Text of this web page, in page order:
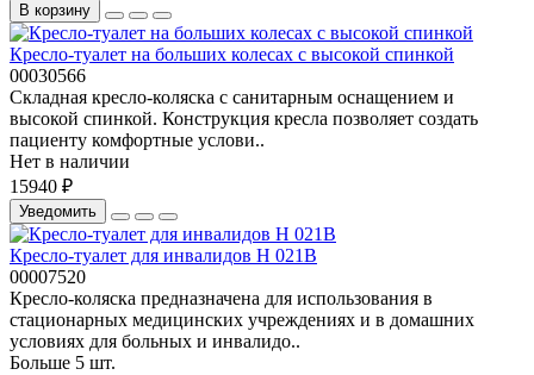
В корзину
Кресло-туалет на больших колесах с высокой спинкой
00030566
Складная кресло-коляска с санитарным оснащением и
высокой спинкой. Конструкция кресла позволяет создать
пациенту комфортные услови..
Нет в наличии
15940 ₽
Уведомить
Кресло-туалет для инвалидов H 021B
00007520
Кресло-коляска предназначена для использования в
стационарных медицинских учреждениях и в домашних
условиях для больных и инвалидо..
Больше 5 шт.